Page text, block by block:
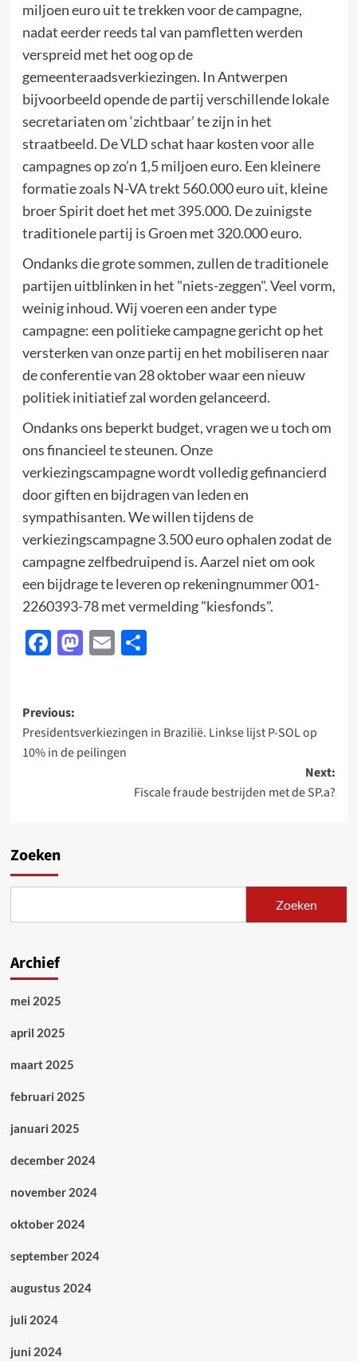
miljoen euro uit te trekken voor de campagne,
nadat eerder reeds tal van pamfletten werden
verspreid met het oog op de
gemeenteraadsverkiezingen. In Antwerpen
bijvoorbeeld opende de partij verschillende lokale
secretariaten om ‘zichtbaar’ te zijn in het
straatbeeld. De VLD schat haar kosten voor alle
campagnes op zo’n 1,5 miljoen euro. Een kleinere
formatie zoals N-VA trekt 560.000 euro uit, kleine
broer Spirit doet het met 395.000. De zuinigste
traditionele partij is Groen met 320.000 euro.
Ondanks die grote sommen, zullen de traditionele
partijen uitblinken in het "niets-zeggen". Veel vorm,
weinig inhoud. Wij voeren een ander type
campagne: een politieke campagne gericht op het
versterken van onze partij en het mobiliseren naar
de conferentie van 28 oktober waar een nieuw
politiek initiatief zal worden gelanceerd.
Ondanks ons beperkt budget, vragen we u toch om
ons financieel te steunen. Onze
verkiezingscampagne wordt volledig gefinancierd
door giften en bijdragen van leden en
sympathisanten. We willen tijdens de
verkiezingscampagne 3.500 euro ophalen zodat de
campagne zelfbedruipend is. Aarzel niet om ook
een bijdrage te leveren op rekeningnummer 001-
2260393-78 met vermelding "kiesfonds".
Facebook
Mastodon
EmailDelen
Post
navigation
Previous:
Presidentsverkiezingen in Brazilië. Linkse lijst P-SOL op
10% in de peilingen
Next:
Fiscale fraude bestrijden met de SP.a?
Zoeken
Zoeken
Archief
mei 2025
april 2025
maart 2025
februari 2025
januari 2025
december 2024
november 2024
oktober 2024
september 2024
augustus 2024
juli 2024
juni 2024